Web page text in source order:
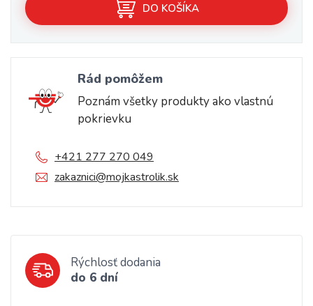
DO KOŠÍKA
Rád pomôžem
Poznám všetky produkty ako vlastnú
pokrievku
+421 277 270 049
zakaznici@mojkastrolik.sk
Rýchlosť dodania
do 6 dní